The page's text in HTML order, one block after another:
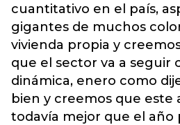
cuantitativo en el país,
gigantes de muchos
vivienda propia y
que el sector va a seguir
dinámica, enero como
bien y creemos que este
todavía mejor que el año